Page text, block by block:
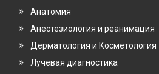
Анатомия
Анестезиология и реанимация
Дерматология и Косметология
Лучевая диагностика